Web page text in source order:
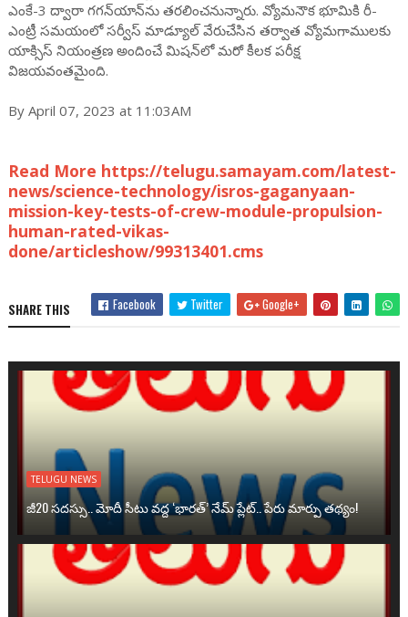
ఎంకే-3 ద్వారా గగన్‌యాన్‌ను తరలించనున్నారు. వ్యోమనౌక భూమికి రీ-
ఎంట్రీ సమయంలో సర్వీస్ మాడ్యూల్ వేరుచేసిన తర్వాత వ్యోమగాములకు
యాక్సిస్ నియంత్రణ అందించే మిషన్‌‌లో మరో కీలక పరీక్ష
విజయవంతమైంది.
By April 07, 2023 at 11:03AM
Read More https://telugu.samayam.com/latest-
news/science-technology/isros-gaganyaan-
mission-key-tests-of-crew-module-propulsion-
human-rated-vikas-
done/articleshow/99313401.cms
SHARE THIS Facebook Twitter Google+
TELUGU NEWS
జీ20 సదస్సు.. మోదీ సీటు వద్ద ‘భారత్’ నేమ్ ప్లేట్‌.. పేరు మార్పు తథ్యం!